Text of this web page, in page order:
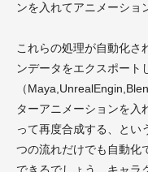
ンを入れてアニメーショ
これらの処理が自動化さ
ンデータをエクスポート
（
ターアニメーションを入
って再度合成する、とい
つの流れだけでも自動化